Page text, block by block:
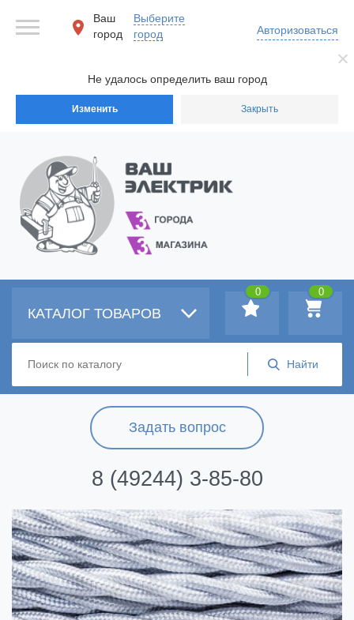
Не удалось определить ваш город
Изменить Закрыть
Ваш
город
Выберите
город
Авторизоваться
Задать вопрос
8 (49244) 3-85-80
КАТАЛОГ ТОВАРОВ
0
0